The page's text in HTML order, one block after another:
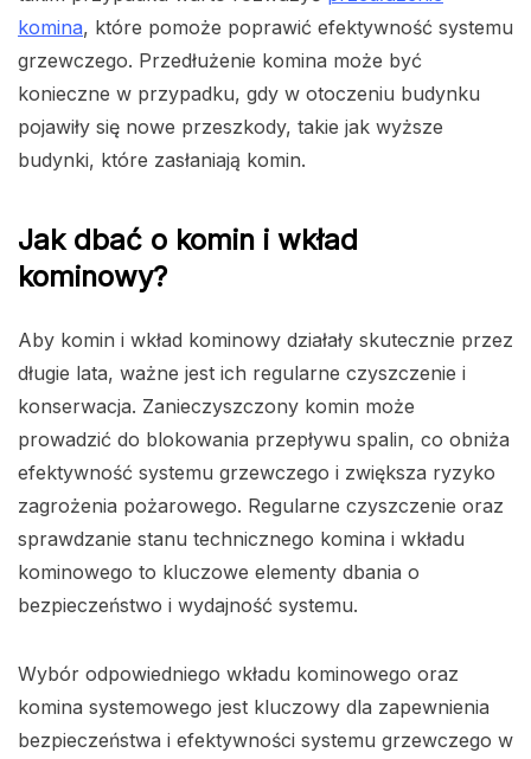
komina, które pomoże poprawić efektywność systemu
grzewczego. Przedłużenie komina może być
konieczne w przypadku, gdy w otoczeniu budynku
pojawiły się nowe przeszkody, takie jak wyższe
budynki, które zasłaniają komin.
Jak dbać o komin i wkład
kominowy?
Aby komin i wkład kominowy działały skutecznie przez
długie lata, ważne jest ich regularne czyszczenie i
konserwacja. Zanieczyszczony komin może
prowadzić do blokowania przepływu spalin, co obniża
efektywność systemu grzewczego i zwiększa ryzyko
zagrożenia pożarowego. Regularne czyszczenie oraz
sprawdzanie stanu technicznego komina i wkładu
kominowego to kluczowe elementy dbania o
bezpieczeństwo i wydajność systemu.
Wybór odpowiedniego wkładu kominowego oraz
komina systemowego jest kluczowy dla zapewnienia
bezpieczeństwa i efektywności systemu grzewczego w